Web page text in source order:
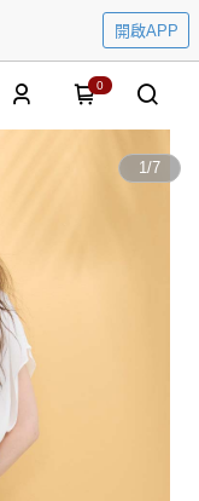
開啟APP
0
1/7